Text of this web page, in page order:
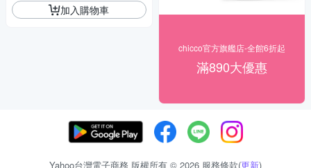
加入購物車
chicco官方旗艦店-全館6折起
滿890大優惠
Yahoo台灣電子商務 版權所有 © 2026 服務條款(更新)